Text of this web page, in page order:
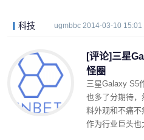
科技 ugmbbc 2014-03-10 15:01
[评论]三星
怪圈
三星Galaxy S5
也多了分期待，
料外观和不痛
作为行业巨头也